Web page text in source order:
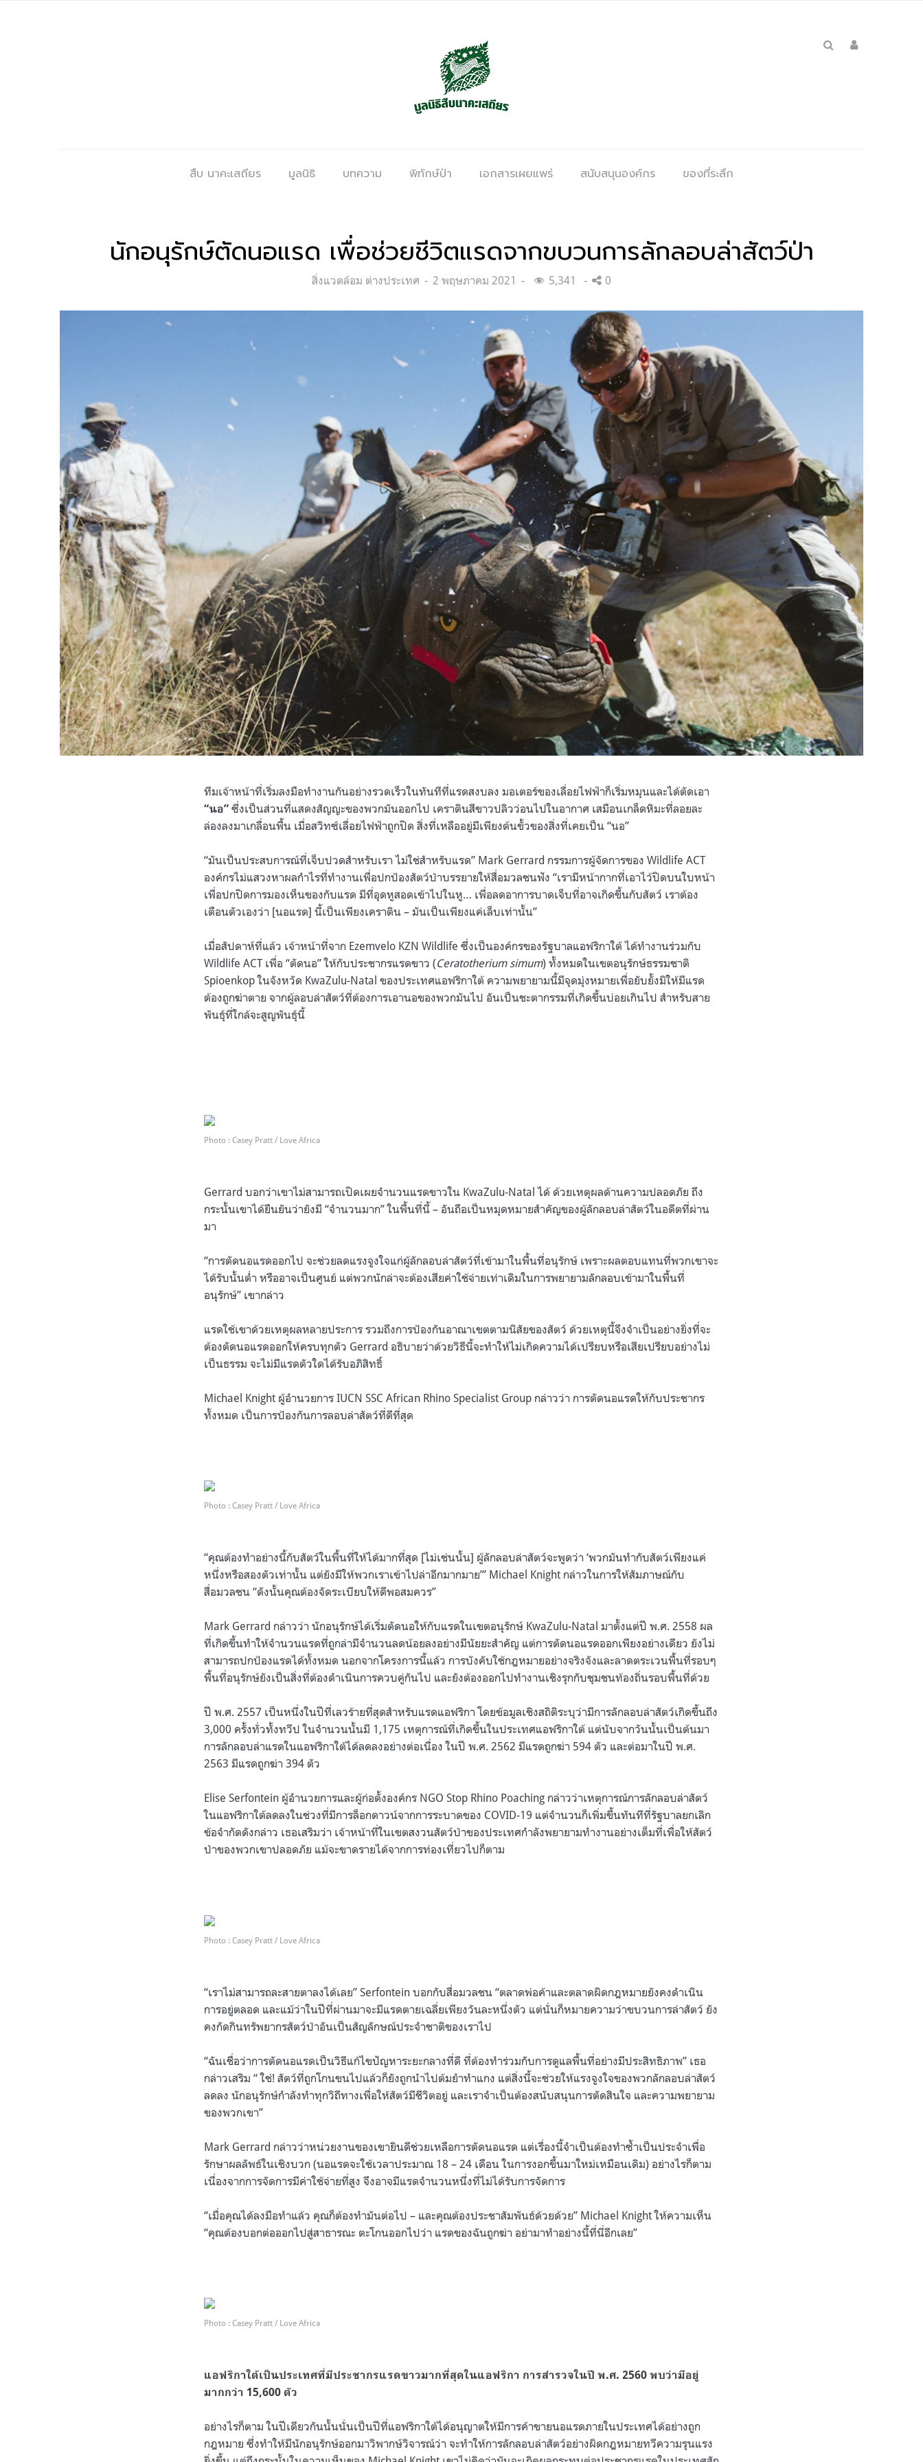
สืบ นาคะเสถียร มูลนิธิ บทความ พิทักษ์ป่า เอกสารเผยแพร่ สนับสนุนองค์กร ของที่ระลึก
นักอนุรักษ์ตัดนอแรด เพื่อช่วยชีวิตแรดจากขบวนการลักลอบล่าสัตว์ป่า
Categories:
สิ่งแวดล้อม ต่างประเทศ
Posted
2 พฤษภาคม 2021 5,341 0
ทีมเจ้าหน้าที่เริ่มลงมือทำงานกันอย่างรวดเร็วในทันทีที่แรดสงบลง มอเตอร์ของเลื่อยไฟฟ้าก็เริ่มหมุนและได้ตัดเอา
“นอ” ซึ่งเป็นส่วนที่แสดงสัญญะของพวกมันออกไป เคราตินสีขาวปลิวว่อนไปในอากาศ เสมือนเกล็ดหิมะที่ลอยละ
ล่องลงมาเกลื่อนพื้น เมื่อสวิทซ์เลื่อยไฟฟ้าถูกปิด สิ่งที่เหลืออยู่มีเพียงต้นขั้วของสิ่งที่เคยเป็น “นอ”
“มันเป็นประสบการณ์ที่เจ็บปวดสำหรับเรา ไม่ใช่สำหรับแรด” Mark Gerrard กรรมการผู้จัดการของ Wildlife ACT
องค์กรไม่แสวงหาผลกำไรที่ทำงานเพื่อปกป้องสัตว์ป่าบรรยายให้สื่อมวลชนฟัง “เรามีหน้ากากที่เอาไว้ปิดบนใบหน้า
เพื่อปกปิดการมองเห็นของกับแรด มีที่อุดหูสอดเข้าไปในหู… เพื่อลดอาการบาดเจ็บที่อาจเกิดขึ้นกับสัตว์ เราต้อง
เตือนตัวเองว่า [นอแรด] นี้เป็นเพียงเคราติน – มันเป็นเพียงแค่เล็บเท่านั้น”
เมื่อสัปดาห์ที่แล้ว เจ้าหน้าที่จาก Ezemvelo KZN Wildlife ซึ่งเป็นองค์กรของรัฐบาลแอฟริกาใต้ ได้ทำงานร่วมกับ
Wildlife ACT เพื่อ “ตัดนอ” ให้กับประชากรแรดขาว (Ceratotherium simum) ทั้งหมดในเขตอนุรักษ์ธรรมชาติ
Spioenkop ในจังหวัด KwaZulu-Natal ของประเทศแอฟริกาใต้ ความพยายามนี้มีจุดมุ่งหมายเพื่อยับยั้งมิให้มีแรด
ต้องถูกฆ่าตาย จากผู้ลอบล่าสัตว์ที่ต้องการเอานอของพวกมันไป อันเป็นชะตากรรมที่เกิดขึ้นบ่อยเกินไป สำหรับสาย
พันธุ์ที่ใกล้จะสูญพันธุ์นี้
Photo : Casey Pratt / Love Africa
Gerrard บอกว่าเขาไม่สามารถเปิดเผยจำนวนแรดขาวใน KwaZulu-Natal ได้ ด้วยเหตุผลด้านความปลอดภัย ถึง
กระนั้นเขาได้ยืนยันว่ายังมี “จำนวนมาก” ในพื้นที่นี้ – อันถือเป็นหมุดหมายสำคัญของผู้ลักลอบล่าสัตว์ในอดีตที่ผ่าน
มา
“การตัดนอแรดออกไป จะช่วยลดแรงจูงใจแก่ผู้ลักลอบล่าสัตว์ที่เข้ามาในพื้นที่อนุรักษ์ เพราะผลตอบแทนที่พวกเขาจะ
ได้รับนั้นต่ำ หรืออาจเป็นศูนย์ แต่พวกนักล่าจะต้องเสียค่าใช้จ่ายเท่าเดิมในการพยายามลักลอบเข้ามาในพื้นที่
อนุรักษ์” เขากล่าว
แรดใช้เขาด้วยเหตุผลหลายประการ รวมถึงการป้องกันอาณาเขตตามนิสัยของสัตว์ ด้วยเหตุนี้จึงจำเป็นอย่างยิ่งที่จะ
ต้องตัดนอแรดออกให้ครบทุกตัว Gerrard อธิบายว่าด้วยวิธีนี้จะทำให้ไม่เกิดความได้เปรียบหรือเสียเปรียบอย่างไม่
เป็นธรรม จะไม่มีแรดตัวใดได้รับอภิสิทธิ์
Michael Knight ผู้อำนวยการ IUCN SSC African Rhino Specialist Group กล่าวว่า การตัดนอแรดให้กับประชากร
ทั้งหมด เป็นการป้องกันการลอบล่าสัตว์ที่ดีที่สุด
Photo : Casey Pratt / Love Africa
“คุณต้องทำอย่างนี้กับสัตว์ในพื้นที่ให้ได้มากที่สุด [ไม่เช่นนั้น] ผู้ลักลอบล่าสัตว์จะพูดว่า ‘พวกมันทำกับสัตว์เพียงแค่
หนึ่งหรือสองตัวเท่านั้น แต่ยังมีให้พวกเราเข้าไปล่าอีกมากมาย’” Michael Knight กล่าวในการให้สัมภาษณ์กับ
สื่อมวลชน “ดังนั้นคุณต้องจัดระเบียบให้ดีพอสมควร”
Mark Gerrard กล่าวว่า นักอนุรักษ์ได้เริ่มตัดนอให้กับแรดในเขตอนุรักษ์ KwaZulu-Natal มาตั้งแต่ปี พ.ศ. 2558 ผล
ที่เกิดขึ้นทำให้จำนวนแรดที่ถูกล่ามีจำนวนลดน้อยลงอย่างมีนัยยะสำคัญ แต่การตัดนอแรดออกเพียงอย่างเดียว ยังไม่
สามารถปกป้องแรดได้ทั้งหมด นอกจากโครงการนี้แล้ว การบังคับใช้กฎหมายอย่างจริงจังและลาดตระเวนพื้นที่รอบๆ
พื้นที่อนุรักษ์ยังเป็นสิ่งที่ต้องดำเนินการควบคู่กันไป และยังต้องออกไปทำงานเชิงรุกกับชุมชนท้องถิ่นรอบพื้นที่ด้วย
ปี พ.ศ. 2557 เป็นหนึ่งในปีที่เลวร้ายที่สุดสำหรับแรดแอฟริกา โดยข้อมูลเชิงสถิติระบุว่ามีการลักลอบล่าสัตว์เกิดขึ้นถึง
3,000 ครั้งทั่วทั้งทวีป ในจำนวนนั้นมี 1,175 เหตุการณ์ที่เกิดขึ้นในประเทศแอฟริกาใต้ แต่นับจากวันนั้นเป็นต้นมา
การลักลอบล่าแรดในแอฟริกาใต้ได้ลดลงอย่างต่อเนื่อง ในปี พ.ศ. 2562 มีแรดถูกฆ่า 594 ตัว และต่อมาในปี พ.ศ.
2563 มีแรดถูกฆ่า 394 ตัว
Elise Serfontein ผู้อำนวยการและผู้ก่อตั้งองค์กร NGO Stop Rhino Poaching กล่าวว่าเหตุการณ์การลักลอบล่าสัตว์
ในแอฟริกาใต้ลดลงในช่วงที่มีการล็อกดาวน์จากการระบาดของ COVID-19 แต่จำนวนก็เพิ่มขึ้นทันทีที่รัฐบาลยกเลิก
ข้อจำกัดดังกล่าว เธอเสริมว่า เจ้าหน้าที่ในเขตสงวนสัตว์ป่าของประเทศกำลังพยายามทำงานอย่างเต็มที่เพื่อให้สัตว์
ป่าของพวกเขาปลอดภัย แม้จะขาดรายได้จากการท่องเที่ยวไปก็ตาม
Photo : Casey Pratt / Love Africa
“เราไม่สามารถละสายตาลงได้เลย” Serfontein บอกกับสื่อมวลชน “ตลาดพ่อค้าและตลาดผิดกฎหมายยังคงดำเนิน
การอยู่ตลอด และแม้ว่าในปีที่ผ่านมาจะมีแรดตายเฉลี่ยเพียงวันละหนึ่งตัว แต่นั่นก็หมายความว่าขบวนการล่าสัตว์ ยัง
คงกัดกินทรัพยากรสัตว์ป่าอันเป็นสัญลักษณ์ประจำชาติของเราไป
“ฉันเชื่อว่าการตัดนอแรดเป็นวิธีแก้ไขปัญหาระยะกลางที่ดี ที่ต้องทำร่วมกับการดูแลพื้นที่อย่างมีประสิทธิภาพ” เธอ
กล่าวเสริม “ ใช่! สัตว์ที่ถูกโกนขนไปแล้วก็ยังถูกนำไปต้มยำทำแกง แต่สิ่งนี้จะช่วยให้แรงจูงใจของพวกลักลอบล่าสัตว์
ลดลง นักอนุรักษ์กำลังทำทุกวิถีทางเพื่อให้สัตว์มีชีวิตอยู่ และเราจำเป็นต้องสนับสนุนการตัดสินใจ และความพยายาม
ของพวกเขา”
Mark Gerrard กล่าวว่าหน่วยงานของเขายินดีช่วยเหลือการตัดนอแรด แต่เรื่องนี้จำเป็นต้องทำซ้ำเป็นประจำเพื่อ
รักษาผลลัพธ์ในเชิงบวก (นอแรดจะใช้เวลาประมาณ 18 – 24 เดือน ในการงอกขึ้นมาใหม่เหมือนเดิม) อย่างไรก็ตาม
เนื่องจากการจัดการมีค่าใช้จ่ายที่สูง จึงอาจมีแรดจำนวนหนึ่งที่ไม่ได้รับการจัดการ
“เมื่อคุณได้ลงมือทำแล้ว คุณก็ต้องทำมันต่อไป – และคุณต้องประชาสัมพันธ์ด้วยด้วย” Michael Knight ให้ความเห็น
“คุณต้องบอกต่อออกไปสู่สาธารณะ ตะโกนออกไปว่า แรดของฉันถูกฆ่า อย่ามาทำอย่างนี้ที่นี่อีกเลย”
Photo : Casey Pratt / Love Africa
แอฟริกาใต้เป็นประเทศที่มีประชากรแรดขาวมากที่สุดในแอฟริกา การสำรวจในปี พ.ศ. 2560 พบว่ามีอยู่
มากกว่า 15,600 ตัว
อย่างไรก็ตาม ในปีเดียวกันนั้นนั่นเป็นปีที่แอฟริกาใต้ได้อนุญาตให้มีการค้าขายนอแรดภายในประเทศได้อย่างถูก
กฎหมาย ซึ่งทำให้มีนักอนุรักษ์ออกมาวิพากษ์วิจารณ์ว่า จะทำให้การลักลอบล่าสัตว์อย่างผิดกฎหมายทวีความรุนแรง